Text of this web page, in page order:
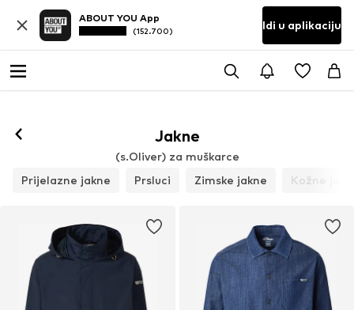
ABOUT YOU App
(152.700) Idi u aplikaciju
Jakne
(s.Oliver) za muškarce
Prijelazne jakne
Prsluci Zimske jakne Kožne